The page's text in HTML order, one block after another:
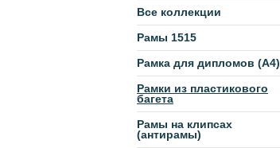
Все коллекции
Рамы 1515
Рамка для дипломов (А4)
Рамки из пластикового
багета
Рамы на клипсах
(антирамы)